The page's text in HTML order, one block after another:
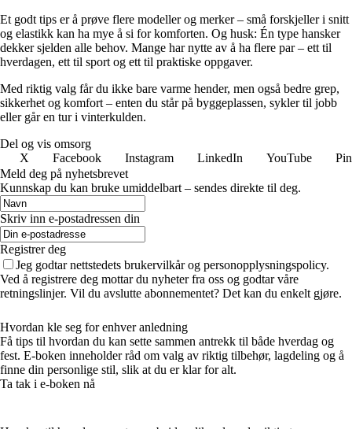
Et godt tips er å prøve flere modeller og merker – små forskjeller i snitt
og elastikk kan ha mye å si for komforten. Og husk: Én type hansker
dekker sjelden alle behov. Mange har nytte av å ha flere par – ett til
hverdagen, ett til sport og ett til praktiske oppgaver.
Med riktig valg får du ikke bare varme hender, men også bedre grep,
sikkerhet og komfort – enten du står på byggeplassen, sykler til jobb
eller går en tur i vinterkulden.
Del og vis omsorg
X
Facebook Instagram LinkedIn YouTube
Meld deg på nyhetsbrevet
Kunnskap du kan bruke umiddelbart – sendes direkte til deg.
Skriv inn e-postadressen din
Registrer deg
Jeg godtar nettstedets brukervilkår og personopplysningspolicy.
Ved å registrere deg mottar du nyheter fra oss og godtar våre
retningslinjer. Vil du avslutte abonnementet? Det kan du enkelt gjøre.
Hvordan kle seg for enhver anledning
Få tips til hvordan du kan sette sammen antrekk til både hverdag og
fest. E-boken inneholder råd om valg av riktig tilbehør, lagdeling og å
finne din personlige stil, slik at du er klar for alt.
Ta tak i e-boken nå